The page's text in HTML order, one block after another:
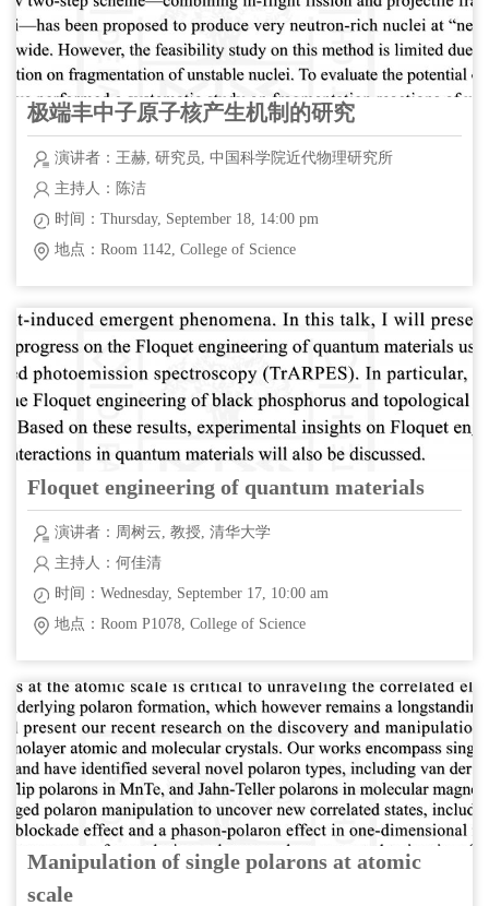
极端丰中子原子核产生机制的研究
演讲者：王赫, 研究员, 中国科学院近代物理研究所
主持人：陈洁
时间：Thursday, September 18, 14:00 pm
地点：Room 1142, College of Science
Floquet engineering of quantum materials
演讲者：周树云, 教授, 清华大学
主持人：何佳清
时间：Wednesday, September 17, 10:00 am
地点：Room P1078, College of Science
Manipulation of single polarons at atomic
scale